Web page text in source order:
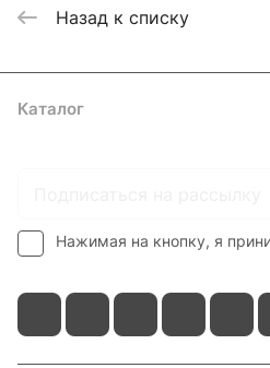
Назад к списку
Каталог
Нажимая на кнопку, я